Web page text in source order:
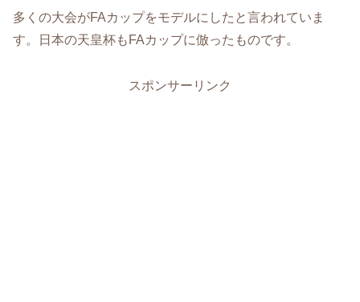
多くの大会がFAカップをモデルにしたと言われていま
す。日本の天皇杯もFAカップに倣ったものです。
スポンサーリンク